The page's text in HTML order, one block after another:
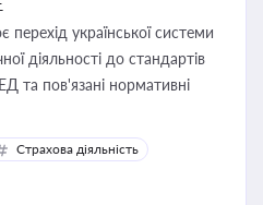
перехід української системи
діяльності до стандартів
та пов'язані нормативні
Страхова діяльність